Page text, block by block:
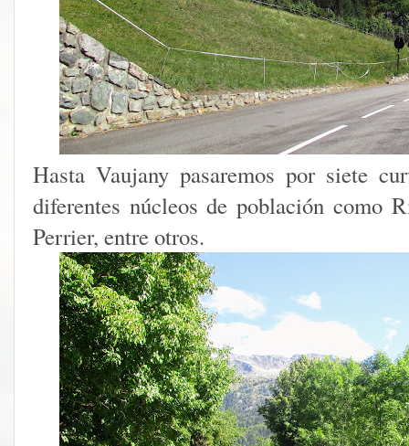
Hasta Vaujany pasaremos por siete
diferentes núcleos de población como
Perrier, entre otros.